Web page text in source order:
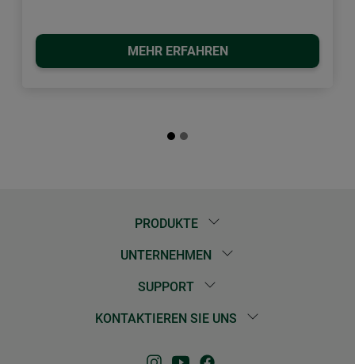
MEHR ERFAHREN
PRODUKTE
UNTERNEHMEN
SUPPORT
KONTAKTIEREN SIE UNS